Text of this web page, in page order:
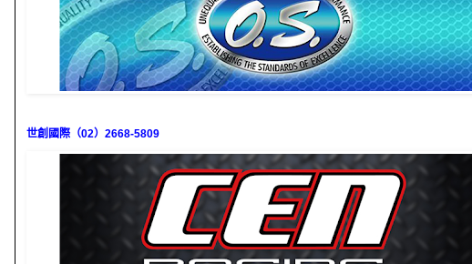
世創國際（02）2668-5809